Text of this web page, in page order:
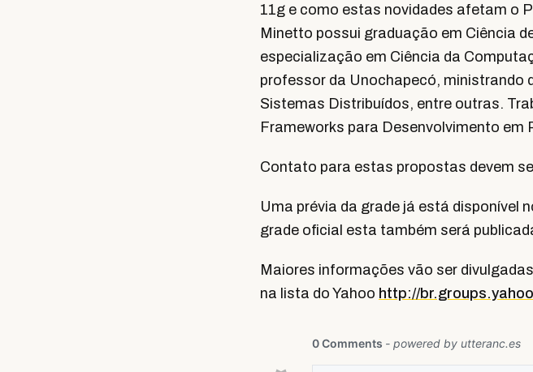
11g e como estas novidades afetam o
Minetto possui graduação em Ciência
especialização em Ciência da
professor da Unochapecó, ministrando
Sistemas Distribuídos, entre outras.
Frameworks para Desenvolvimento em
Contato para estas propostas devem
Uma prévia da grade já está disponível
grade oficial esta também será
Maiores informações vão ser
na lista do Yahoo http://